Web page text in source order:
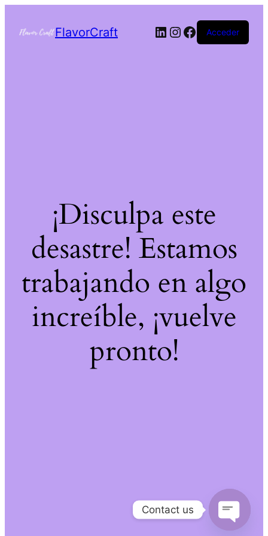
FlavorCraft Acceder
¡Disculpa este
desastre! Estamos
trabajando en algo
increíble, ¡vuelve
pronto!
Contact us